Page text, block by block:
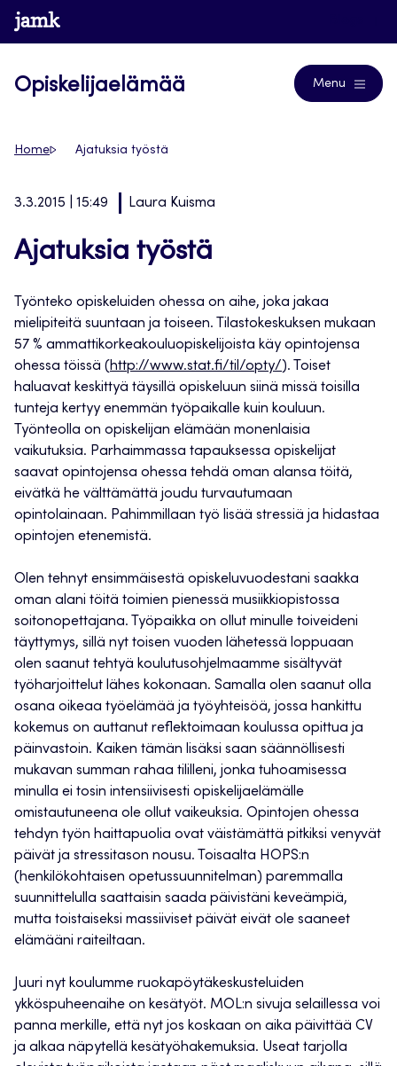
Siirry
suoraan
www.jamk.fi
Opiskelijaelämää Menu
Home Ajatuksia työstä
3.3.2015 | 15:49 Laura Kuisma
Ajatuksia työstä
Työnteko opiskeluiden ohessa on aihe, joka jakaa
mielipiteitä suuntaan ja toiseen. Tilastokeskuksen mukaan
57 % ammattikorkeakouluopiskelijoista käy opintojensa
ohessa töissä (http://www.stat.fi/til/opty/ ). Toiset
haluavat keskittyä täysillä opiskeluun siinä missä toisilla
tunteja kertyy enemmän työpaikalle kuin kouluun.
Työnteolla on opiskelijan elämään monenlaisia
vaikutuksia. Parhaimmassa tapauksessa opiskelijat
saavat opintojensa ohessa tehdä oman alansa töitä,
eivätkä he välttämättä joudu turvautumaan
opintolainaan. Pahimmillaan työ lisää stressiä ja hidastaa
opintojen etenemistä.
Olen tehnyt ensimmäisestä opiskeluvuodestani saakka
oman alani töitä toimien pienessä musiikkiopistossa
soitonopettajana. Työpaikka on ollut minulle toiveideni
täyttymys, sillä nyt toisen vuoden lähetessä loppuaan
olen saanut tehtyä koulutusohjelmaamme sisältyvät
työharjoittelut lähes kokonaan. Samalla olen saanut olla
osana oikeaa työelämää ja työyhteisöä, jossa hankittu
kokemus on auttanut reflektoimaan koulussa opittua ja
päinvastoin. Kaiken tämän lisäksi saan säännöllisesti
mukavan summan rahaa tililleni, jonka tuhoamisessa
minulla ei tosin intensiivisesti opiskelijaelämälle
omistautuneena ole ollut vaikeuksia. Opintojen ohessa
tehdyn työn haittapuolia ovat väistämättä pitkiksi venyvät
päivät ja stressitason nousu. Toisaalta HOPS:n
(henkilökohtaisen opetussuunnitelman) paremmalla
suunnittelulla saattaisin saada päivistäni keveämpiä,
mutta toistaiseksi massiiviset päivät eivät ole saaneet
elämääni raiteiltaan.
Juuri nyt koulumme ruokapöytäkeskusteluiden
ykköspuheenaihe on kesätyöt. MOL:n sivuja selaillessa voi
panna merkille, että nyt jos koskaan on aika päivittää CV
ja alkaa näpytellä kesätyöhakemuksia. Useat tarjolla